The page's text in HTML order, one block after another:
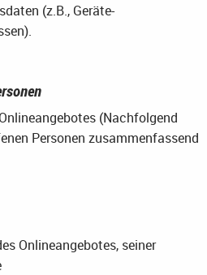
(z.B., Geräte-
(Nachfolgend
Personen zusammenfassend
Onlineangebotes, seiner